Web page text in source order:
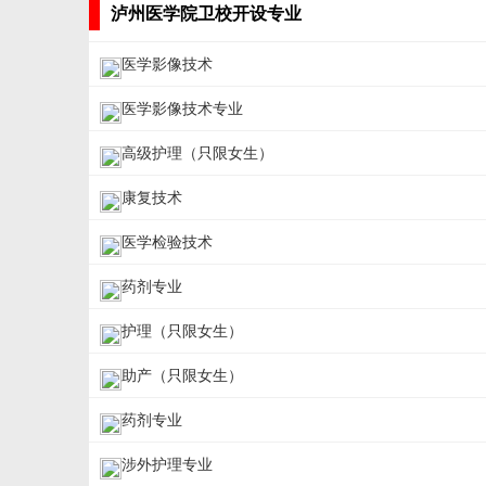
泸州医学院卫校开设专业
医学影像技术
医学影像技术专业
高级护理（只限女生）
康复技术
医学检验技术
药剂专业
护理（只限女生）
助产（只限女生）
药剂专业
涉外护理专业